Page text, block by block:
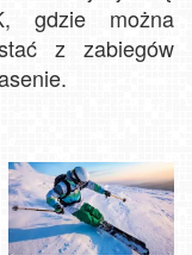
gdzie można
z zabiegów